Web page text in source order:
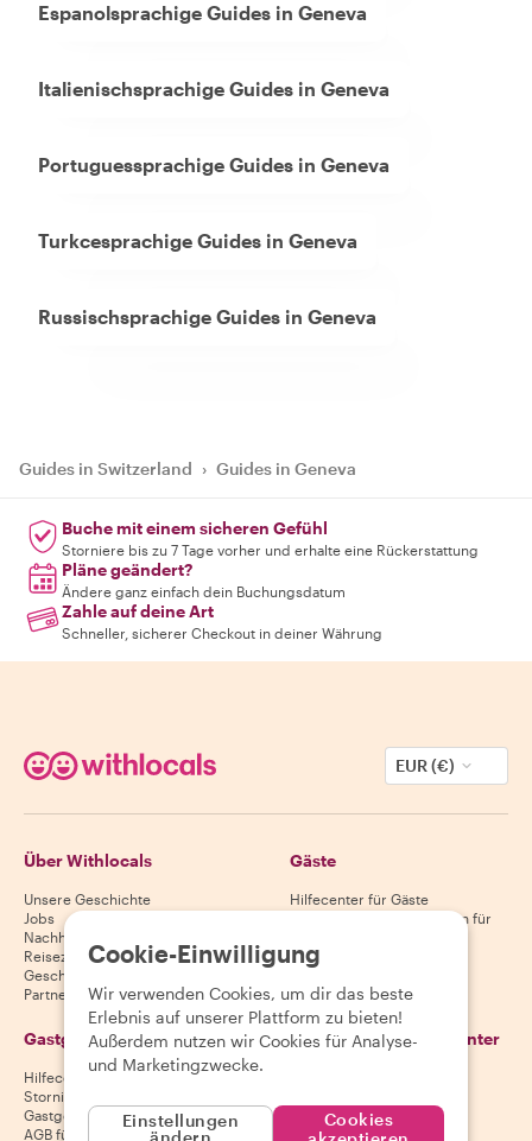
Espanolsprachige Guides in Geneva
Italienischsprachige Guides in Geneva
Portuguessprachige Guides in Geneva
Turkcesprachige Guides in Geneva
Russischsprachige Guides in Geneva
Guides in Switzerland › Guides in Geneva
Buche mit einem sicheren Gefühl
Storniere bis zu 7 Tage vorher und erhalte eine Rückerstattung
Pläne geändert?
Ändere ganz einfach dein Buchungsdatum
Zahle auf deine Art
Schneller, sicherer Checkout in deiner Währung
EUR (€)
Über Withlocals
Unsere Geschichte
Jobs
Nachhaltigkeit
Reiseziele
Geschenkgutscheine
Partnerschaften
Gäste
Hilfecenter für Gäste
Stornierungsbedingungen für
AGB für Gäste
Gastgeber
Hilfecenter für Gastgeber
Stornierungsbedingungen für
Gastgeber
AGB für Gastgeber
Lade unsere App herunter
Cookie-Einwilligung
Wir verwenden Cookies, um dir das beste
Erlebnis auf unserer Plattform zu bieten!
Außerdem nutzen wir Cookies für Analyse-
und Marketingzwecke.
Einstellungen
ändern
Cookies